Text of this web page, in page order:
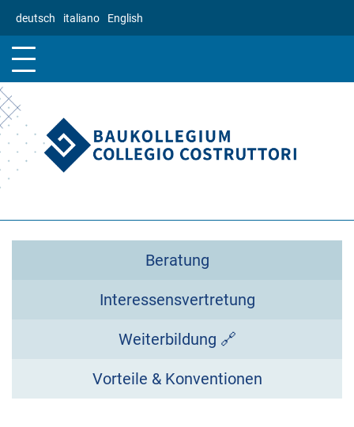
zum
deutsch italiano English
Beratung
Interessensvertretung
Weiterbildung 🔗
Vorteile & Konventionen